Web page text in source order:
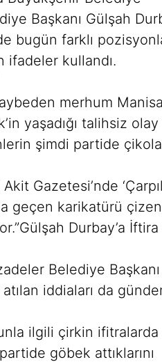
Başkanı Gülşah
bugün farklı
ifadeler kullandı.
merhum Manisa
yaşadığı talihsiz olay
şimdi partide
Gazetesi’nde
geçen karikatürü çizen
Durbay’a İftira
Belediye Başkanı
iddiaları da
ilgili çirkin ifitralarda
göbek attıklarını